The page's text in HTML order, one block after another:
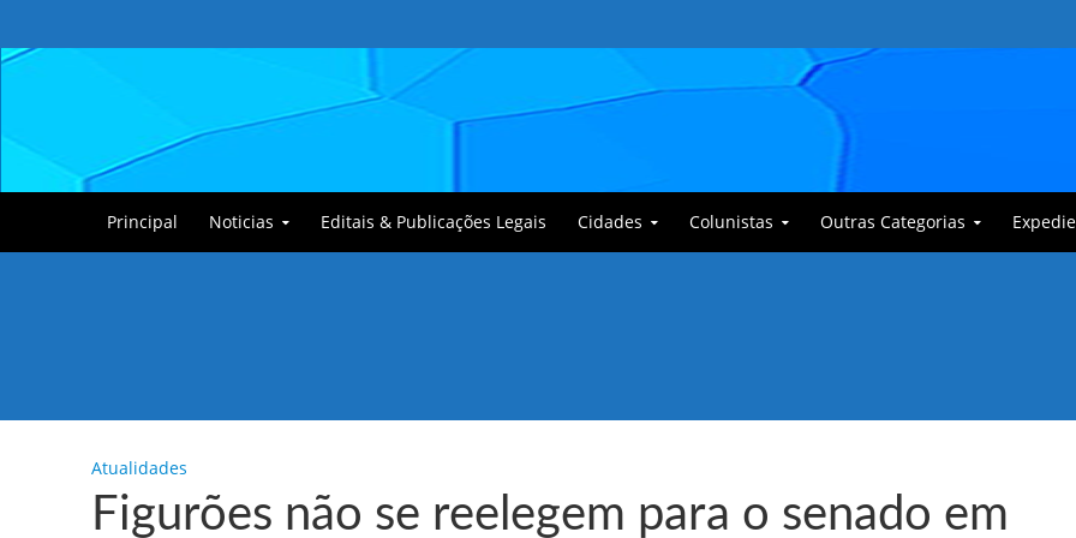
Principal Noticias Editais & Publicações Legais Cidades Colunistas Outras Categorias
Atualidades
Figurões não se reelegem para o senado em